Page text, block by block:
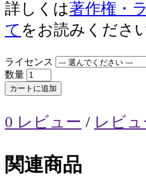
詳しくは著作権・
て をお読みくださ
ライセンス
数量
カートに追加
0 レビュー / レビュ
関連商品